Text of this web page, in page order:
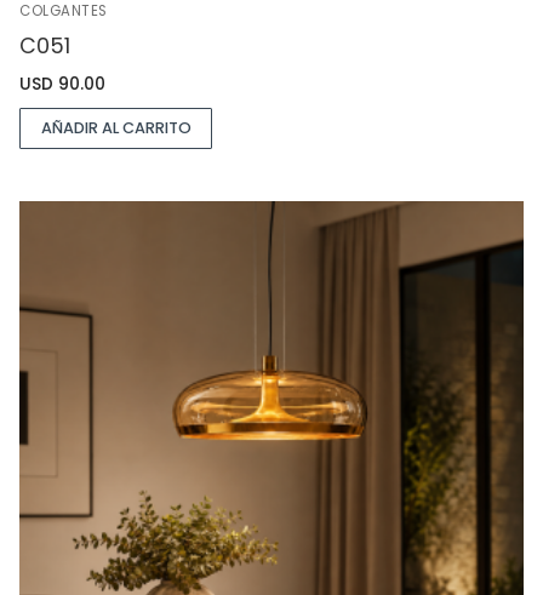
COLGANTES
C051
USD 90.00
AÑADIR AL CARRITO